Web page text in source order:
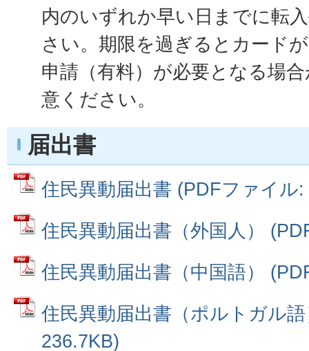
内のいずれか早い日までに転
さい。期限を過ぎるとカード
申請（有料）が必要となる場
意ください。
届出書
住民異動届出書 (PDFファイル
住民異動届出書（外国人）
住民異動届出書（中国語）
住民異動届出書（ポルトガル
236.7KB)